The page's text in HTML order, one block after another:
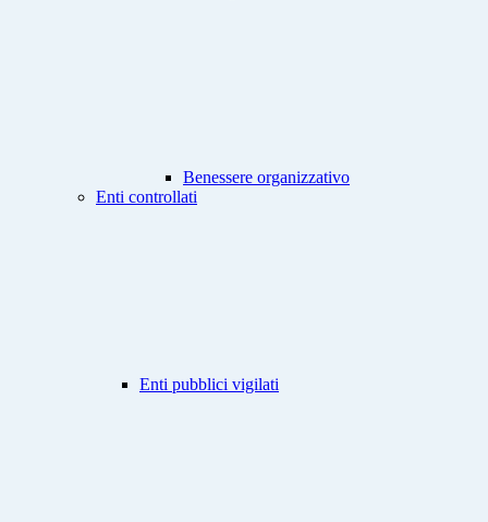
Benessere organizzativo
Enti controllati
Enti pubblici vigilati